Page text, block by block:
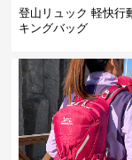
登山リュック 軽快行
キングバッグ